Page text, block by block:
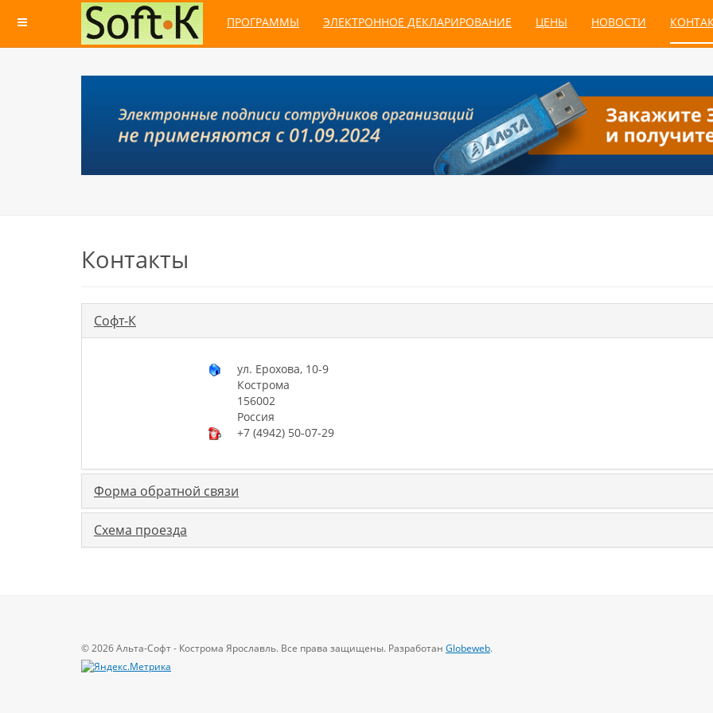
ПРОГРАММЫ ЭЛЕКТРОННОЕ ДЕКЛАРИРОВАНИЕ ЦЕНЫ НОВОСТИ
Контакты
Софт-К
ул. Ерохова, 10-9
Кострома
156002
Россия
+7 (4942) 50-07-29
Форма обратной связи
Схема проезда
© 2026 Альта-Софт - Кострома Ярославль. Все права защищены. Разработан Globeweb.